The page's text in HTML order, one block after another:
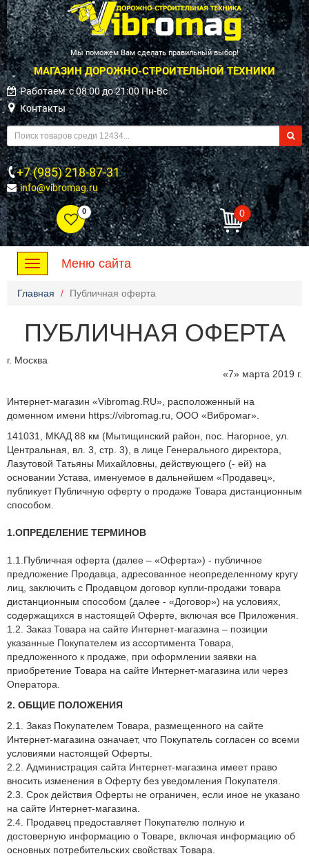
Мы поможем Вам сделать правильный выбор!
МАГАЗИН ДОРОЖНО-СТРОИТЕЛЬНОЙ ТЕХНИКИ
Работаем: c 08:00 до 21:00 Пн-Вс
Контакты
+7 (985) 218-87-31
info@vibromag.ru
0 0
Toggle
navigation
Меню сайта
Главная Публичная оферта
ПУБЛИЧНАЯ ОФЕРТА
г. Москва
«7» марта 2019 г.
Интернет-магазин «Vibromag.RU», расположенный на
доменном имени https://vibromag.ru, ООО «Вибромаг».
141031, МКАД 88 км (Мытищинский район, пос. Нагорное, ул.
Центральная, вл. 3, стр. 3), в лице Генерального директора,
Лазутовой Татьяны Михайловны, действующего (- ей) на
основании Устава, именуемое в дальнейшем «Продавец»,
публикует Публичную оферту о продаже Товара дистанционным
способом.
1.ОПРЕДЕЛЕНИЕ ТЕРМИНОВ
1.1.Публичная оферта (далее – «Оферта») - публичное
предложение Продавца, адресованное неопределенному кругу
лиц, заключить с Продавцом договор купли-продажи товара
дистанционным способом (далее - «Договор») на условиях,
содержащихся в настоящей Оферте, включая все Приложения.
1.2. Заказ Товара на сайте Интернет-магазина – позиции
указанные Покупателем из ассортимента Товара,
предложенного к продаже, при оформлении заявки на
приобретение Товара на сайте Интернет-магазина или через
Оператора.
2. ОБЩИЕ ПОЛОЖЕНИЯ
2.1. Заказ Покупателем Товара, размещенного на сайте
Интернет-магазина означает, что Покупатель согласен со всеми
условиями настоящей Оферты.
2.2. Администрация сайта Интернет-магазина имеет право
вносить изменения в Оферту без уведомления Покупателя.
2.3. Срок действия Оферты не ограничен, если иное не указано
на сайте Интернет-магазина.
2.4. Продавец предоставляет Покупателю полную и
достоверную информацию о Товаре, включая информацию об
основных потребительских свойствах Товара.